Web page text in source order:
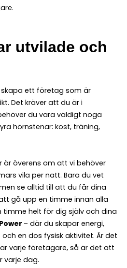
utvilade och
ett företag som är
Det kräver att du är i
du vara väldigt noga
hörnstenar: kost, träning,
är överens om att vi behöver
vila per natt. Bara du vet
se alltid till att du får dina
gå upp en timme innan alla
timme helt för dig själv och dina
– där du skapar energi,
en dos fysisk aktivitet. Är det
varje företagare, så är det att
varje dag.